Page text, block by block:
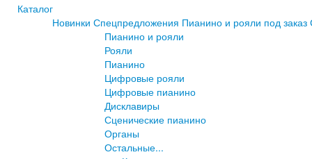
Каталог
Новинки Спецпредложения Пианино и рояли под заказ
Пианино и рояли
Рояли
Пианино
Цифровые рояли
Цифровые пианино
Дисклавиры
Сценические пианино
Органы
Остальные...